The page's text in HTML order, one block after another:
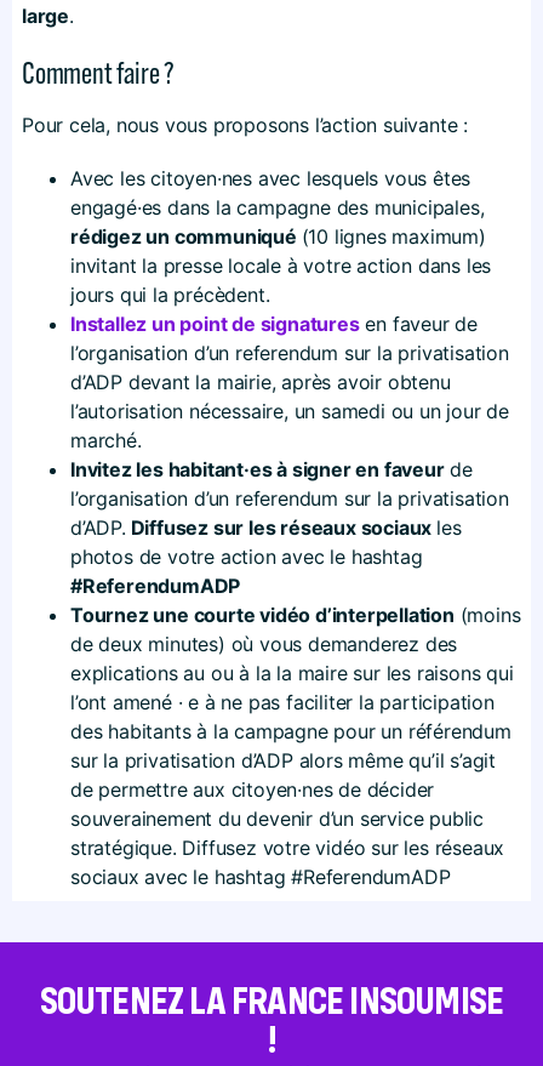
large.
Comment faire ?
Pour cela, nous vous proposons l’action suivante :
Avec les citoyen·nes avec lesquels vous êtes
engagé·es dans la campagne des municipales,
rédigez un communiqué (10 lignes maximum)
invitant la presse locale à votre action dans les
jours qui la précèdent.
Installez un point de signaturesen faveur de
l’organisation d’un referendum sur la privatisation
d’ADP devant la mairie, après avoir obtenu
l’autorisation nécessaire, un samedi ou un jour de
marché.
Invitez les habitant·es à signer en faveurde
l’organisation d’un referendum sur la privatisation
d’ADP. Diffusez sur les réseaux sociaux les
photos de votre action avec le hashtag
#ReferendumADP
Tournez une courte vidéo d’interpellation (moins
de deux minutes) où vous demanderez des
explications au ou à la la maire sur les raisons qui
l’ont amené · e à ne pas faciliter la participation
des habitants à la campagne pour un référendum
sur la privatisation d’ADP alors même qu’il s’agit
de permettre aux citoyen·nes de décider
souverainement du devenir d’un service public
stratégique. Diffusez votre vidéo sur les réseaux
sociaux avec le hashtag #ReferendumADP
SOUTENEZ LA FRANCE INSOUMISE
!